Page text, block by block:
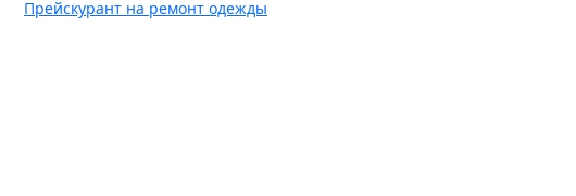
Прейскурант на ремонт одежды